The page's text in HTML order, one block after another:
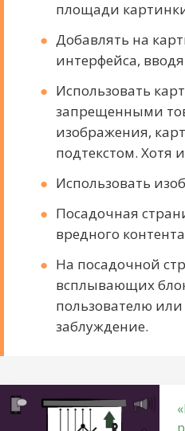
площади
Добавлять на
интерфейса,
Использовать
запрещенными
изображения,
подтекстом. Хотя
Использовать
Посадочная
вредного
На посадочной
всплывающих
пользователю или
заблуждение.